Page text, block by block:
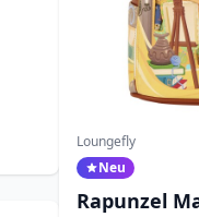
Loungefly
Neu
Rapunzel